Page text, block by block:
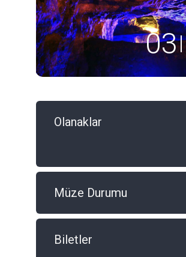
04
Olanaklar
Müze Durumu
Biletler